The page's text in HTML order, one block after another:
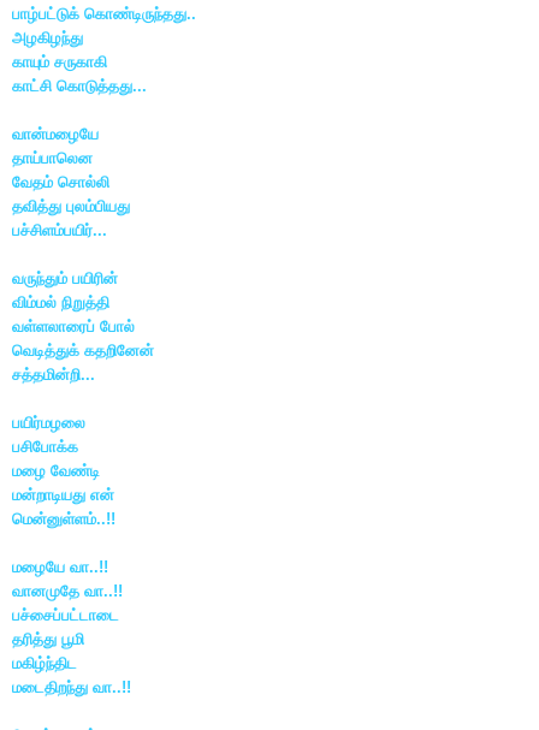
பாழ்பட்டுக் கொண்டிருந்தது..
அழகிழந்து
காயும் சருகாகி
காட்சி கொடுத்தது...
வான்மழையே
தாய்பாலென
வேதம் சொல்லி
தவித்து புலம்பியது
பச்சிளம்பயிர்...
வருந்தும் பயிரின்
விம்மல் நிறுத்தி
வள்ளலாரைப் போல்
வெடித்துக் கதறினேன்
சத்தமின்றி...
பயிர்மழலை
பசிபோக்க
மழை வேண்டி
மன்றாடியது என்
மென்னுள்ளம்..!!
மழையே வா..!!
வானமுதே வா..!!
பச்சைப்பட்டாடை
தரித்து பூமி
மகிழ்ந்திட
மடைதிறந்து வா..!!